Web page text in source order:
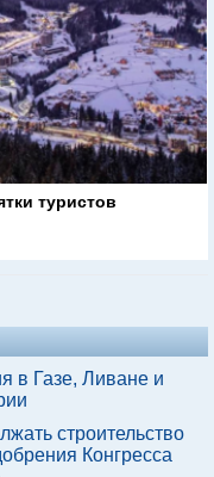
туристов
в Газе, Ливане и
строительство
Конгресса